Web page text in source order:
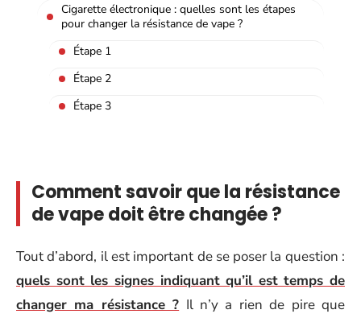
Cigarette électronique : quelles sont les étapes
pour changer la résistance de vape ?
Étape 1
Étape 2
Étape 3
Comment savoir que la résistance
de vape doit être changée ?
Tout d’abord, il est important de se poser la question :
quels sont les signes indiquant qu’il est temps de
changer ma résistance ? Il n’y a rien de pire que